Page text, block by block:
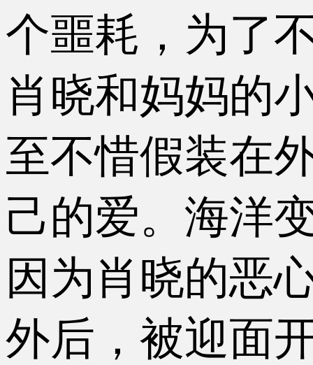
个噩耗，为了
肖晓和妈妈的
至不惜假装在
己的爱。海洋
因为肖晓的恶
外后，被迎面